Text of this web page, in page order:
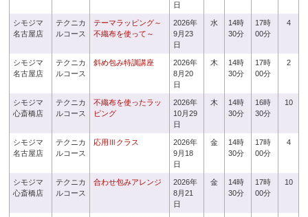
日
シモジマ
名古屋店
テクニカ
ルコース
テーマラッピング～
不織布を使って～
2026年
9月23
日
水
14時
30分
17時
00分
4
シモジマ
名古屋店
テクニカ
ルコース
斜め包み特訓講座
2026年
8月20
日
木
14時
30分
17時
00分
2
シモジマ
心斎橋店
テクニカ
ルコース
不織布を使ったラッ
ピング
2026年
10月29
日
木
14時
30分
16時
30分
10
シモジマ
名古屋店
テクニカ
ルコース
応用Ⅲクラス
2026年
9月18
日
金
14時
30分
17時
00分
4
シモジマ
心斎橋店
テクニカ
ルコース
合わせ包みアレンジ
2026年
8月21
日
金
14時
30分
17時
00分
10